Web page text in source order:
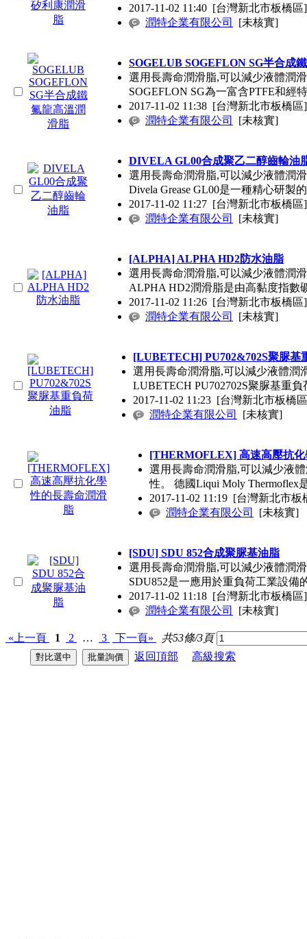
2017-11-02 11:40 [台灣新北市板橋區]
潤特企業有限公司
[未核實]
SOGELUB SOGEFLON SG半合成
選用長壽命潤滑脂,可以減少液體潤
SOGEFLON SG為一富含PTFE和經
2017-11-02 11:38 [台灣新北市板橋區]
潤特企業有限公司
[未核實]
DIVELA GL00合成聚乙二醇齒輪油
選用長壽命潤滑脂,可以減少液體潤
Divela Grease GL00是一種精心研製
2017-11-02 11:27 [台灣新北市板橋區]
潤特企業有限公司
[未核實]
[ALPHA] ALPHA HD2防水油脂
選用長壽命潤滑脂,可以減少液體潤
ALPHA HD2潤滑脂是由高黏度指數
2017-11-02 11:26 [台灣新北市板橋區]
潤特企業有限公司
[未核實]
[LUBETECH] PU702&702S聚脲基
選用長壽命潤滑脂,可以減少液體潤
LUBETECH PU702702S聚脲基重
2017-11-02 11:23 [台灣新北市板橋
潤特企業有限公司
[未核實]
[THERMOFLEX] 高速高壓抗
選用長壽命潤滑脂,可以減少液
性。 德國Liqui Moly Thermoflex
2017-11-02 11:19 [台灣新北市板
潤特企業有限公司
[未核實]
[SDU] SDU 852合成聚脲基油脂
選用長壽命潤滑脂,可以減少液體潤
SDU852是一應用於重負荷工業設備
2017-11-02 11:18 [台灣新北市板橋區]
潤特企業有限公司
[未核實]
«上一頁 1 2 … 3 下一頁»
共53條/3頁
返回頂部
高級搜索